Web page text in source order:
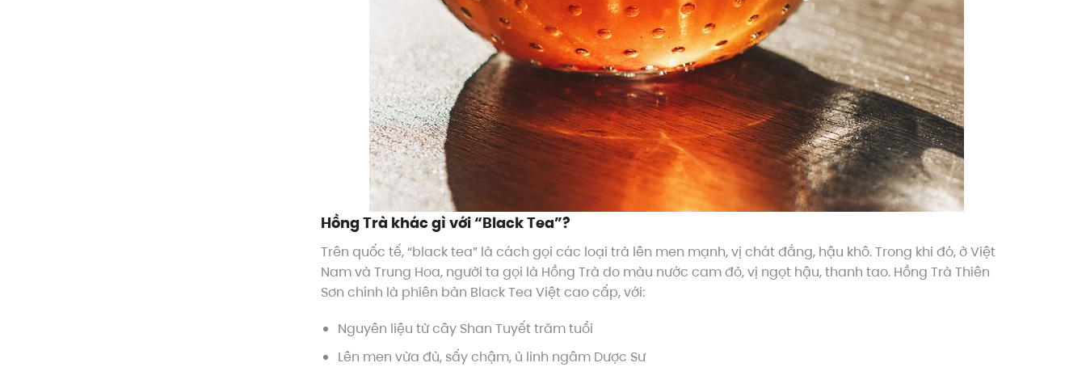
Hồng Trà khác gì với “Black Tea”?
Trên quốc tế, “black tea” là cách gọi các loại trà lên men mạnh, vị chát đắng, hậu khô. Trong khi đó, ở Việt
Nam và Trung Hoa, người ta gọi là Hồng Trà do màu nước cam đỏ, vị ngọt hậu, thanh tao. Hồng Trà Thiên
Sơn chính là phiên bản Black Tea Việt cao cấp, với:
Nguyên liệu từ cây Shan Tuyết trăm tuổi
Lên men vừa đủ, sấy chậm, ủ linh ngâm Dược Sư